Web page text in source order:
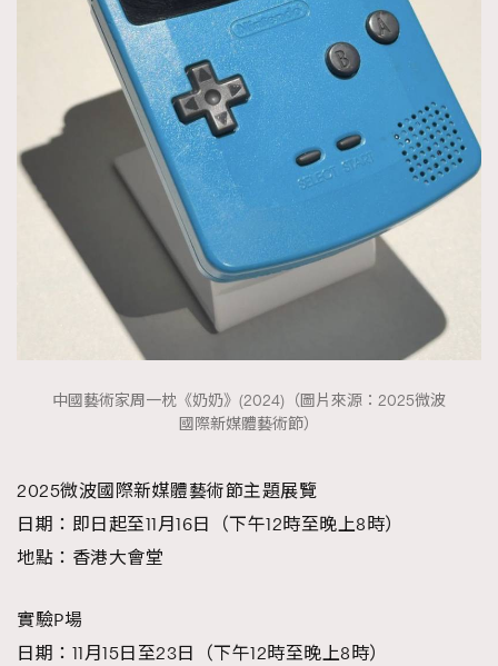
中國藝術家周一枕《奶奶》(2024)（圖片來源：2025微波
國際新媒體藝術節）
2025微波國際新媒體藝術節主題展覽
日期：即日起至11月16日（下午12時至晚上8時）
地點：香港大會堂
實驗P場
日期：11月15日至23日（下午12時至晚上8時）